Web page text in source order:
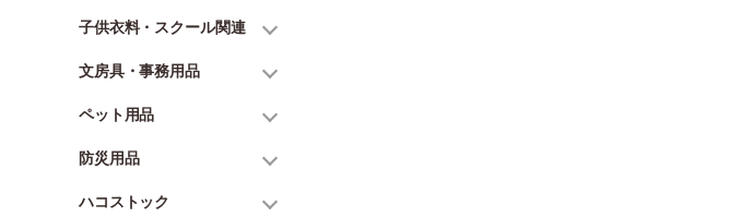
子供衣料・スクール関連
文房具・事務用品
ペット用品
防災用品
ハコストック